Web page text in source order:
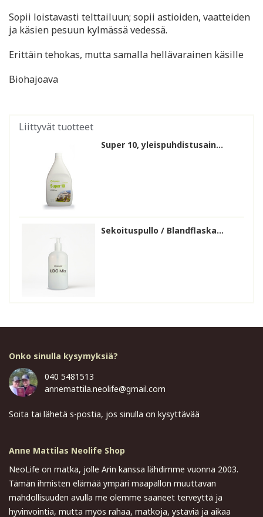
Sopii loistavasti telttailuun; sopii astioiden, vaatteiden
ja käsien pesuun kylmässä vedessä.
Erittäin tehokas, mutta samalla hellävarainen käsille
Biohajoava
Liittyvät tuotteet
Super 10, yleispuhdistusain...
Sekoituspullo / Blandflaska...
Onko sinulla kysymyksiä?
040 5481513
annemattila.neolife@gmail.com
Soita tai lähetä s-postia, jos sinulla on kysyttävää
Anne Mattilas Neolife Shop
NeoLife on matka, jolle Arin kanssa lähdimme vuonna 2003.
Tämän ihmisten elämää ympäri maapallon muuttavan
mahdollisuuden avulla me olemme saaneet terveyttä ja
hyvinvointia, mutta myös rahaa, matkoja, ystäviä ja aikaa